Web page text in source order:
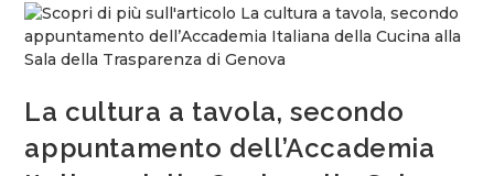
La cultura a tavola, secondo
appuntamento dell’Accademia